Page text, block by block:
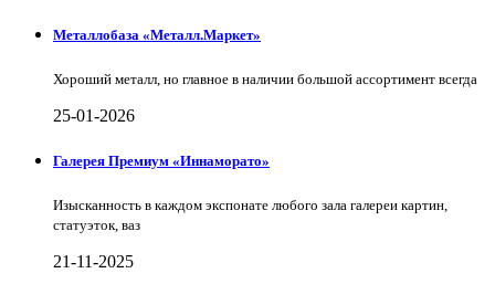
Металлобаза «Металл.Маркет»
Хороший металл, но главное в наличии большой ассортимент всегда
25-01-2026
Галерея Премиум «Иннаморато»
Изысканность в каждом экспонате любого зала галереи картин,
статуэток, ваз
21-11-2025